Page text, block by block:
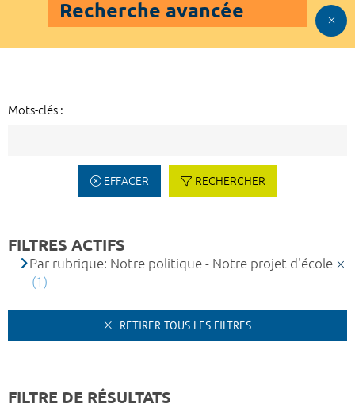
Recherche avancée
Mots-clés :
EFFACER RECHERCHER
FILTRES ACTIFS
Par rubrique: Notre politique - Notre projet d'école
(1)
RETIRER TOUS LES FILTRES
FILTRE DE RÉSULTATS